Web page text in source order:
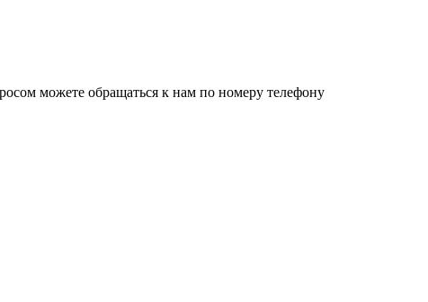
можете обращаться к нам по номеру телефону